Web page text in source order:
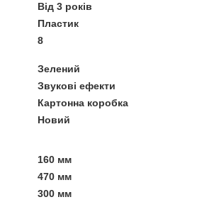
Від 3 років
Пластик
8
Зелений
Звукові ефекти
Картонна коробка
Новий
160 мм
470 мм
300 мм